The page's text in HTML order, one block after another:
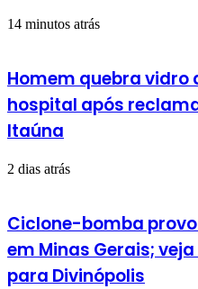
14 minutos atrás
Homem quebra vidro
hospital após
Itaúna
2 dias atrás
Ciclone-bomba
em Minas Gerais;
para Divinópolis